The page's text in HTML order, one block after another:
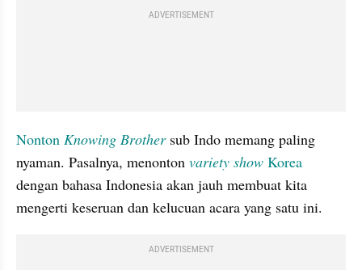
ADVERTISEMENT
Nonton Knowing Brother sub Indo memang paling
nyaman. Pasalnya, menonton variety show Korea
dengan bahasa Indonesia akan jauh membuat kita
mengerti keseruan dan kelucuan acara yang satu ini.
ADVERTISEMENT